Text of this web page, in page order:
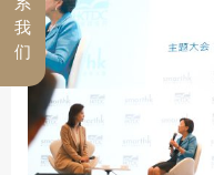
我
们